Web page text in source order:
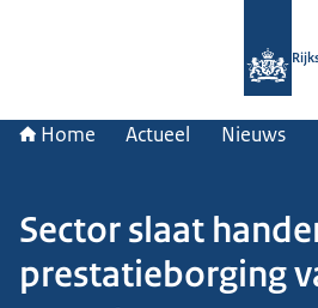
Home Actueel Nieuws
Sector slaat
prestatieborging